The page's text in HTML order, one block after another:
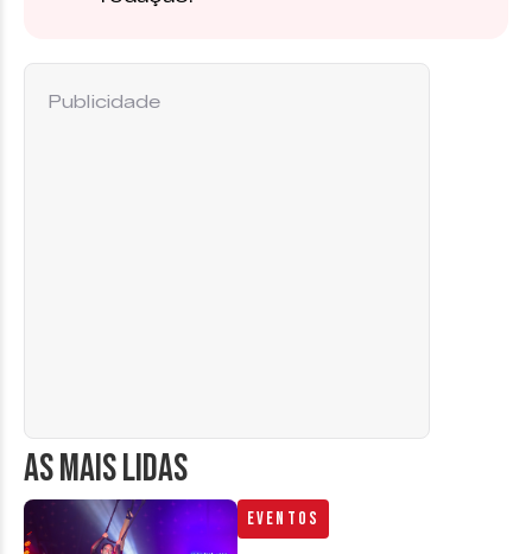
AS MAIS LIDAS
Eventos
Publicidade